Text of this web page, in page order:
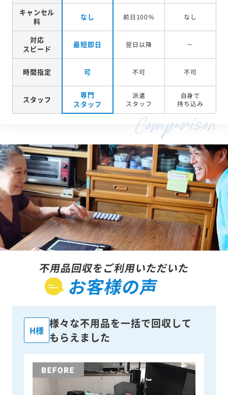
キャンセル
料
なし 前日100％ なし
対応
スピード
最短即日 翌日以降 －
時間指定 可 不可 不可
スタッフ
専門
スタッフ
派遣
スタッフ
自身で
持ち込み
不用品回収をご利用いただいた
お客様の声
H様
様々な不用品を一括で回収して
もらえました